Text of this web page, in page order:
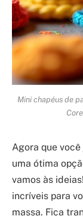
Mini chapéus de
Agora que você
uma ótima
vamos às
incríveis para
massa. Fica